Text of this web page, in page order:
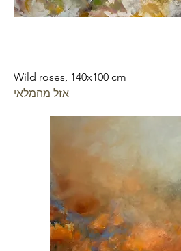
Wild roses, 140x100 cm
אזל מהמלאי